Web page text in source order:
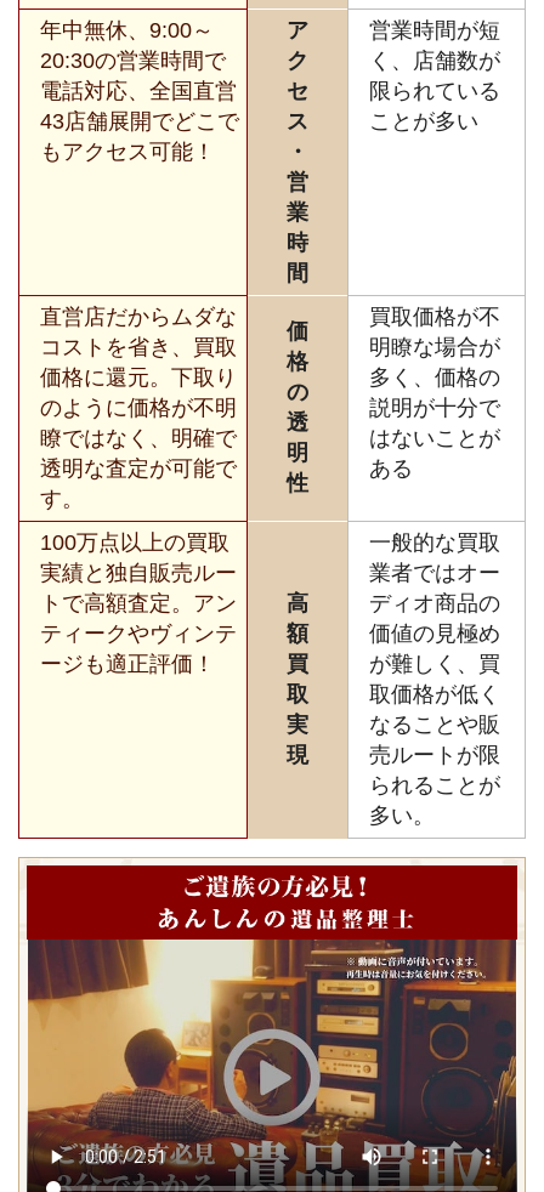
年中無休、9:00～
20:30の営業時間で
電話対応、全国直営
43店舗展開でどこで
もアクセス可能！
ア
ク
セ
ス
・
営
業
時
間
営業時間が短
く、店舗数が
限られている
ことが多い
直営店だからムダな
コストを省き、買取
価格に還元。下取り
のように価格が不明
瞭ではなく、明確で
透明な査定が可能で
す。
価
格
の
透
明
性
買取価格が不
明瞭な場合が
多く、価格の
説明が十分で
はないことが
ある
100万点以上の買取
実績と独自販売ルー
トで高額査定。アン
ティークやヴィンテ
ージも適正評価！
高
額
買
取
実
現
一般的な買取
業者ではオー
ディオ商品の
価値の見極め
が難しく、買
取価格が低く
なることや販
売ルートが限
られることが
多い。